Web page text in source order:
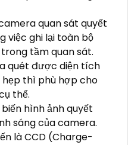
quan sát quyết
việc ghi lại toàn bộ
tầm quan sát.
quét được diện tích
thì phù hợp cho
thể.
hình ảnh quyết
sáng của camera.
là CCD (Charge-